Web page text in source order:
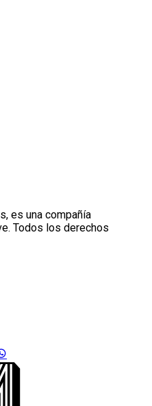
es una compañía
Todos los derechos